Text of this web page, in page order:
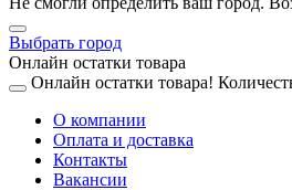
Выбрать город
Онлайн остатки товара
Онлайн остатки товара!
О компании
Оплата и доставка
Контакты
Вакансии